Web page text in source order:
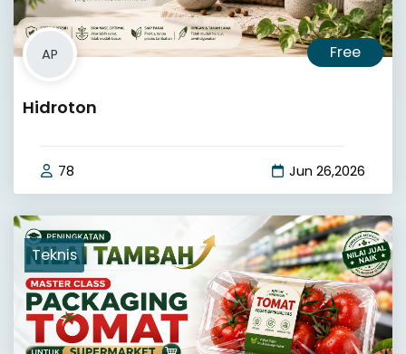
AP Free
Hidroton
78 Jun 26,2026
Teknis